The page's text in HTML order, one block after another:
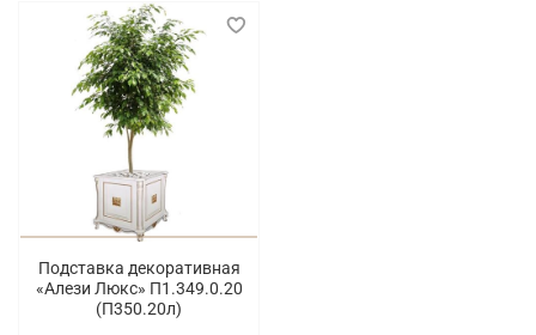
Подставка декоративная
«Алези Люкс» П1.349.0.20
(П350.20л)